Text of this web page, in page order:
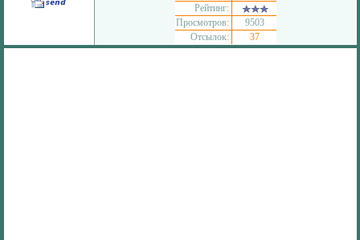
Рейтинг:
Просмотров:
9503
Отсылок:
37